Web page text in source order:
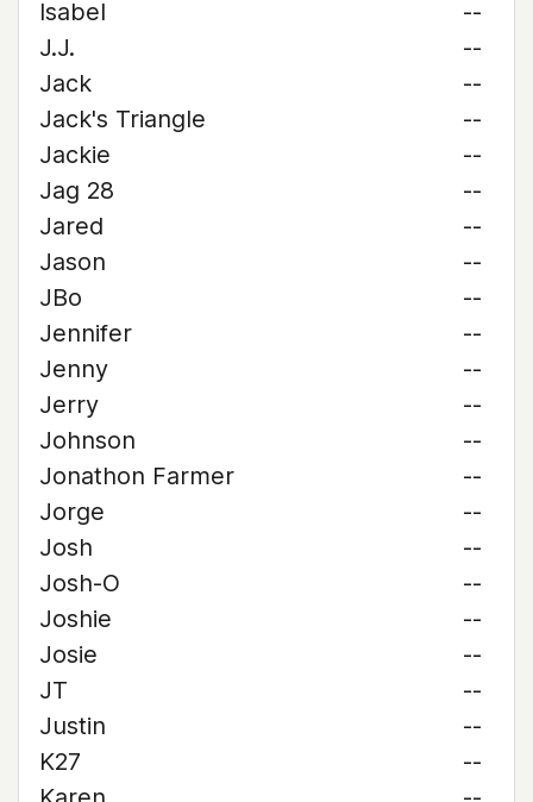
Isabel
--
J.J.
--
Jack
--
Jack's Triangle
--
Jackie
--
Jag 28
--
Jared
--
Jason
--
JBo
--
Jennifer
--
Jenny
--
Jerry
--
Johnson
--
Jonathon Farmer
--
Jorge
--
Josh
--
Josh-O
--
Joshie
--
Josie
--
JT
--
Justin
--
K27
--